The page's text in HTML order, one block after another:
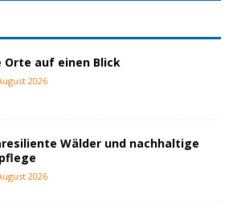
Orte auf einen Blick
2026
Wälder und nachhaltige
2026